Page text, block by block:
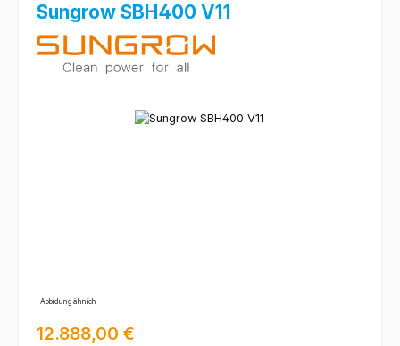
Sungrow SBH400 V11
Bildergalerie überspringen
Abbildung ähnlich
Regulärer Preis:
12.888,00 €